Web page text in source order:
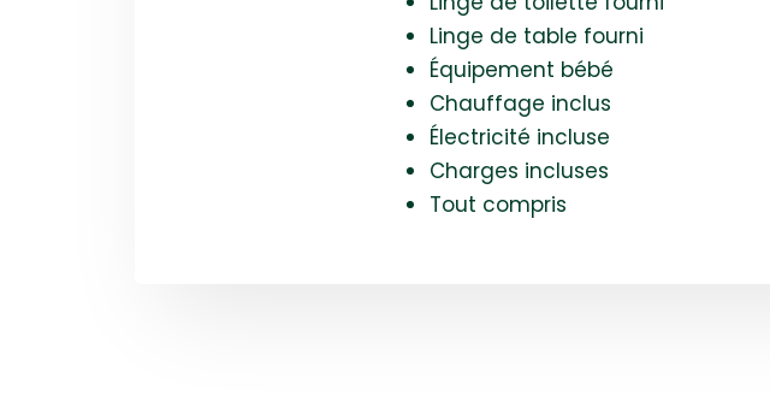
Linge de table fourni
Équipement bébé
Chauffage inclus
Électricité incluse
Charges incluses
Tout compris